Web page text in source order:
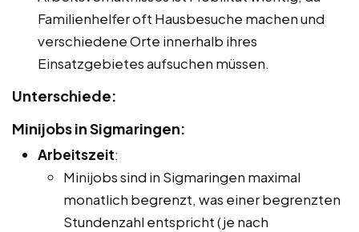
Familienhelfer oft Hausbesuche machen und
verschiedene Orte innerhalb ihres
Einsatzgebietes aufsuchen müssen.
Unterschiede:
Minijobs in Sigmaringen:
Arbeitszeit:
Minijobs sind in Sigmaringen maximal
monatlich begrenzt, was einer begrenzten
Stundenzahl entspricht (je nach